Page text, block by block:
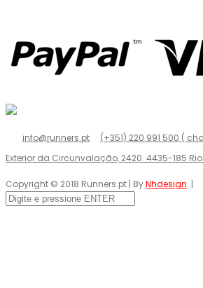
info@runners.pt (+351) 220 991 500 (
Exterior da Circunvalação, 2420. 4435-185
Copyright © 2018 Runners.pt | ByNhdesign. |